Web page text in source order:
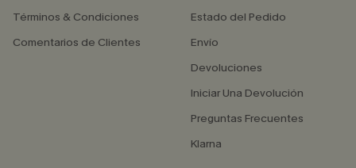
Términos & Condiciones
Comentarios de Clientes
Estado del Pedido
Envío
Devoluciones
Iniciar Una Devolución
Preguntas Frecuentes
Klarna